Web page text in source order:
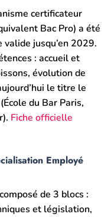
certificateur
Bac Pro) a été
jusqu’en 2029.
: accueil et
évolution de
le titre le
du Bar Paris,
Fiche officielle
Employé
de 3 blocs :
et législation,